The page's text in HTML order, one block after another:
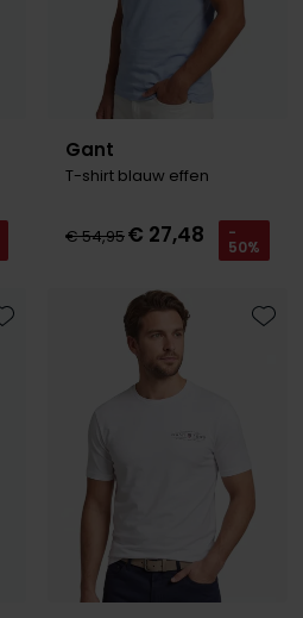
Gant
T-shirt blauw effen
€ 54,95€ 27,48 -
50%
Toevoegen aan favorieten